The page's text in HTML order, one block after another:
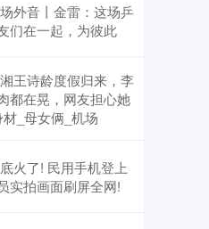
外音丨金雷：这场乒
们在一起，为彼此
王诗龄度假归来，李
都在晃，网友担心她
_母女俩_机场
火了! 民用手机登上
实拍画面刷屏全网!